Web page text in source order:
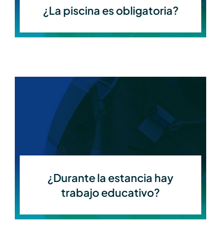
¿La piscina es obligatoria?
¿Durante la estancia hay
trabajo educativo?